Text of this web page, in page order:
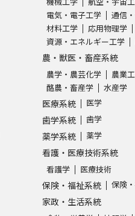
電気・電子工学
通信
材料工学
応用物理学
資源・エネルギー工学
農・獣医・畜産系統
農学・農芸化学 農業
酪農・畜産学
水産学
医療系統 医学
歯学系統 歯学
薬学系統 薬学
看護・医療技術系統
看護学 医療技術
保険・福祉系統 保険
家政・生活系統